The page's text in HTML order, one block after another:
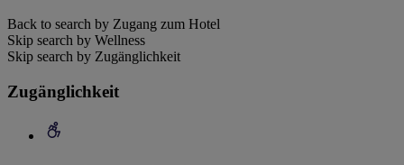
Back to search by Zugang zum Hotel
Skip search by Wellness
Skip search by Zugänglichkeit
Zugänglichkeit